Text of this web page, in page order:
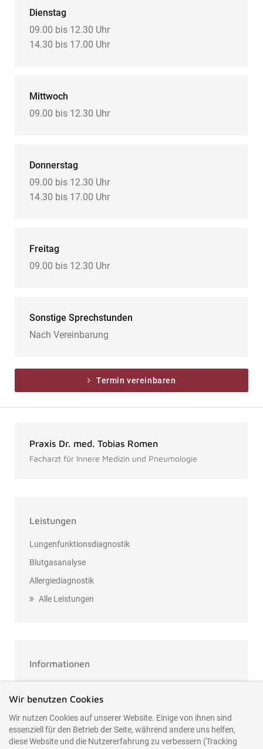
Dienstag
09.00 bis 12.30 Uhr
14.30 bis 17.00 Uhr
Mittwoch
09.00 bis 12.30 Uhr
Donnerstag
09.00 bis 12.30 Uhr
14.30 bis 17.00 Uhr
Freitag
09.00 bis 12.30 Uhr
Sonstige Sprechstunden
Nach Vereinbarung
Termin vereinbaren
Praxis Dr. med. Tobias Romen
Facharzt für Innere Medizin und Pneumologie
Leistungen
Lungenfunktionsdiagnostik
Blutgasanalyse
Allergiediagnostik
Alle Leistungen
Informationen
Kontakt
Datenschutzerklärung
Impressum
Wir benutzen Cookies
Wir nutzen Cookies auf unserer Website. Einige von ihnen sind
essenziell für den Betrieb der Seite, während andere uns helfen,
diese Website und die Nutzererfahrung zu verbessern (Tracking